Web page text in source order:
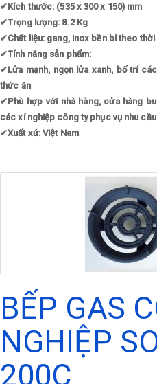
✔Kích thước: (535 x 300 x 150) mm
✔Trọng lượng: 8.2 Kg
✔Chất liệu: gang, inox bền bỉ theo thời
✔Tính năng sản phẩm:
✔Lửa mạnh, ngọn lửa xanh, bố trí
thức ăn
✔Phù hợp với nhà hàng, cửa hàng
các xí nghiệp công ty phục vụ nhu
✔Xuất xứ: Việt Nam
BẾP GAS
NGHIỆP
200C